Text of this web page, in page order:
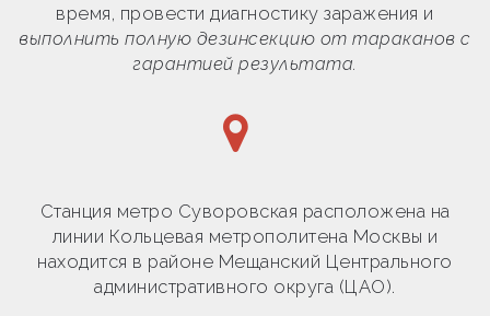
время, провести диагностику заражения и
выполнить полную дезинсекцию от тараканов с
гарантией результата.
Станция метро Суворовская расположена на
линии Кольцевая метрополитена Москвы и
находится в районе Мещанский Центрального
административного округа (ЦАО).